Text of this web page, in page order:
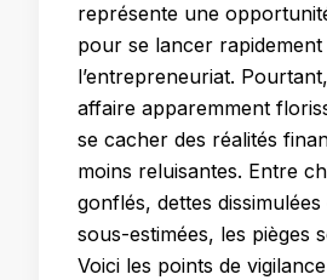
représente une
pour se lancer rapidement
l’entrepreneuriat.
affaire apparemment
se cacher des réalités
moins reluisantes. Entre
gonflés, dettes
sous-estimées, les pièges
Voici les points de